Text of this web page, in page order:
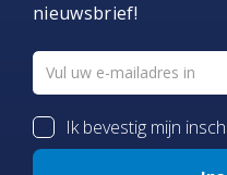
nieuwsbrief!